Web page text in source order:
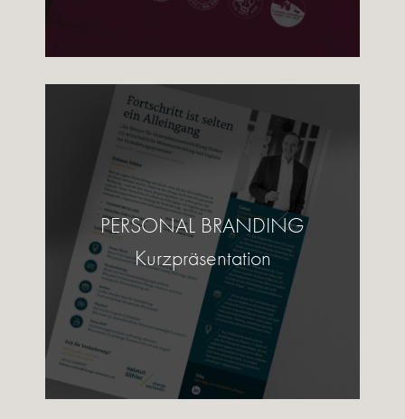
PERSONAL BRANDING
Kurzpräsentation